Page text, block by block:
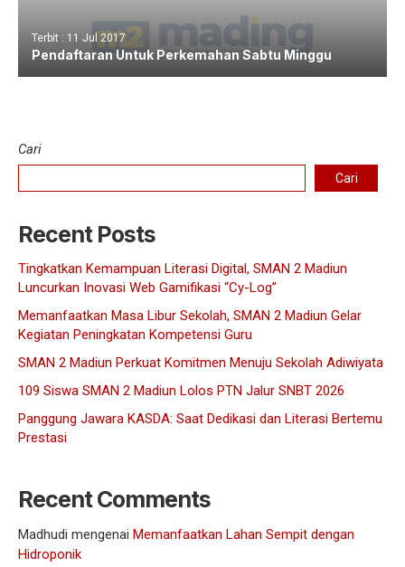
Terbit : 11 Jul 2017
Pendaftaran Untuk Perkemahan Sabtu Minggu
Cari
Cari
Recent Posts
Tingkatkan Kemampuan Literasi Digital, SMAN 2 Madiun
Luncurkan Inovasi Web Gamifikasi “Cy-Log”
Memanfaatkan Masa Libur Sekolah, SMAN 2 Madiun Gelar
Kegiatan Peningkatan Kompetensi Guru
SMAN 2 Madiun Perkuat Komitmen Menuju Sekolah Adiwiyata
109 Siswa SMAN 2 Madiun Lolos PTN Jalur SNBT 2026
Panggung Jawara KASDA: Saat Dedikasi dan Literasi Bertemu
Prestasi
Recent Comments
Madhudi mengenai Memanfaatkan Lahan Sempit dengan
Hidroponik